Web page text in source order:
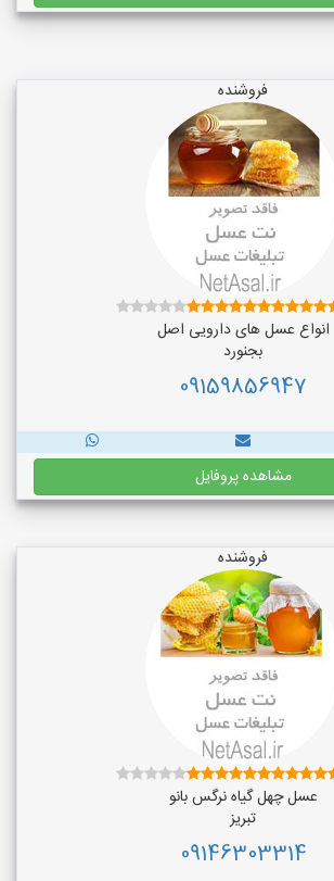
فروشنده
انواع عسل های دارویی اصل
بجنورد
09159856947
مشاهده پروفایل
فروشنده
عسل چهل گیاه نرگس بانو
تبریز
09146303314